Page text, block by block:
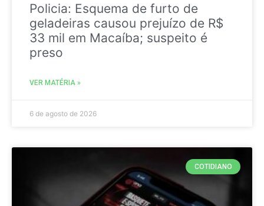
Policia: Esquema de furto de
geladeiras causou prejuízo de R$
33 mil em Macaíba; suspeito é
preso
VER MATÉRIA »
6 de agosto de 2026
COTIDIANO